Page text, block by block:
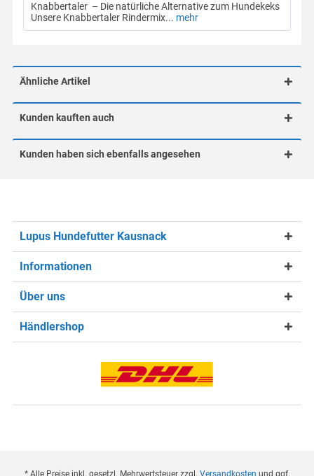
Knabbertaler – Die natürliche Alternative zum Hundekeks
Unsere Knabbertaler Rindermix... mehr
Ähnliche Artikel
Kunden kauften auch
Kunden haben sich ebenfalls angesehen
Lupus Hundefutter Kausnack
Informationen
Über uns
Händlershop